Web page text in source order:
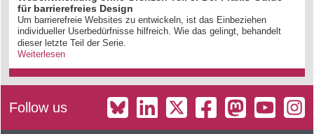
für barrierefreies Design
Um barrierefreie Websites zu entwickeln, ist das Einbeziehen
individueller Userbedürfnisse hilfreich. Wie das gelingt, behandelt
dieser letzte Teil der Serie.
Weiterlesen
Follow us